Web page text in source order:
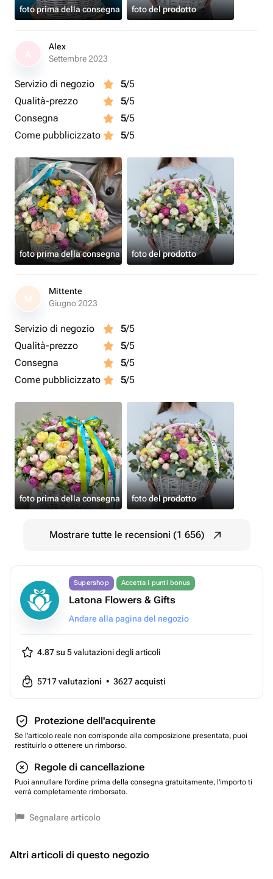
foto prima della consegna foto del prodotto
Alex
Settembre 2023
Servizio di negozio 5/5
Qualità-prezzo
5/5
Consegna
5/5
Come pubblicizzato
5/5
foto prima della consegna foto del prodotto
M
Mittente
Giugno 2023
Servizio di negozio 5/5
Qualità-prezzo
5/5
Consegna
5/5
Come pubblicizzato
5/5
foto prima della consegna foto del prodotto
Mostrare tutte le recensioni (1 656)
Supershop Accetta i punti bonus
Latona Flowers & Gifts
Andare alla pagina del negozio
4.87 su 5valutazioni degli articoli
5717valutazioni • 3627acquisti
Protezione dell'acquirente
Se l'articolo reale non corrisponde alla composizione presentata, puoi
restituirlo o ottenere un rimborso.
Regole di cancellazione
Puoi annullare l'ordine prima della consegna gratuitamente, l'importo ti
verrà completamente rimborsato.
Segnalare articolo
Altri articoli di questo negozio